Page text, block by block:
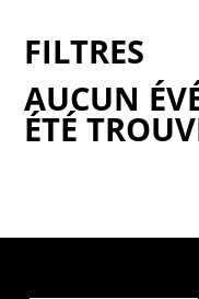
AUCUN
ÉTÉ
FILTRES